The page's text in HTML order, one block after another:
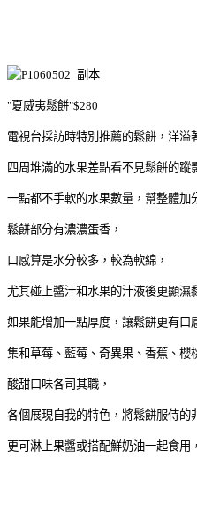
"夏威夷鬆餅"$280
電視台採訪時特別推薦的鬆餅，洋溢
四周堆滿的水果差點看不見鬆餅的蹤
一點都不手軟的水果數量，幫整體加
鬆餅部分有濃濃蛋香，
口感算是水分較多，較為軟綿，
尤其碰上醬汁和水果的汁液後更顯濕
如果能增加一點厚度，讓鬆餅更有口
集和草莓、藍莓、奇異果、香蕉、櫻
酸甜口味各司其職，
各個展現自我的特色，將鬆餅服侍的
更可淋上果醬或搭配鮮奶油一起食用